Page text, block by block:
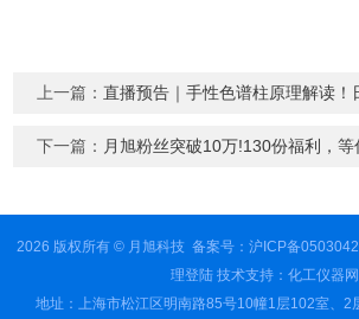
上一篇：直播预告｜手性色谱柱原理解读！日常维
下一篇： 月旭粉丝突破10万!130份福利，等
2026 版权所有 © 月旭科技备案号：沪ICP备
理登陆 技术支持：化工仪器网
地址：上海市松江区明南路85号10幢1层102室、2